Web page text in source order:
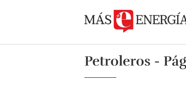
Petroleros -